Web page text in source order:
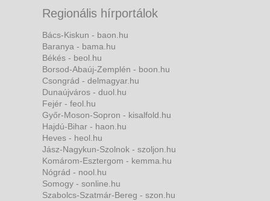
Regionális hírportálok
Bács-Kiskun - baon.hu
Baranya - bama.hu
Békés - beol.hu
Borsod-Abaúj-Zemplén - boon.hu
Csongrád - delmagyar.hu
Dunaújváros - duol.hu
Fejér - feol.hu
Győr-Moson-Sopron - kisalfold.hu
Hajdú-Bihar - haon.hu
Heves - heol.hu
Jász-Nagykun-Szolnok - szoljon.hu
Komárom-Esztergom - kemma.hu
Nógrád - nool.hu
Somogy - sonline.hu
Szabolcs-Szatmár-Bereg - szon.hu